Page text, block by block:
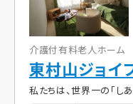
介護付有料老人ホーム
東村山ジョイ
私たちは、世界一の「し